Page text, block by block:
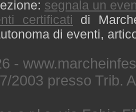
segnala un
certificati di
di eventi,
-
2003 presso Trib.